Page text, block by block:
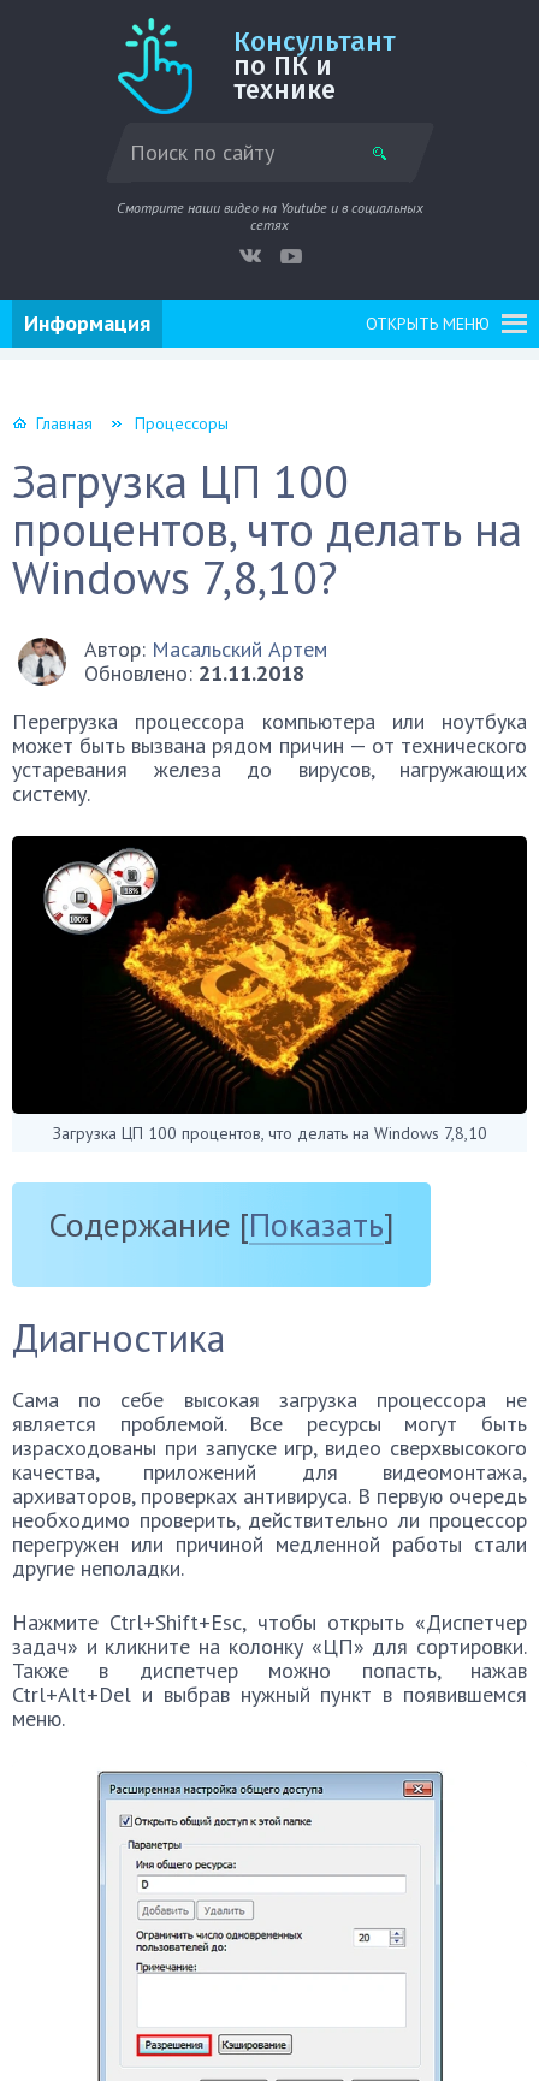
Консультант
по ПК и
технике
Смотрите наши видео на Youtube и в социальных
сетях
ОТКРЫТЬ МЕНЮ
Информация
Главная Процессоры
Загрузка ЦП 100
процентов, что делать на
Windows 7,8,10?
Автор: Масальский Артем
Обновлено: 21.11.2018
Перегрузка процессора компьютера или ноутбука
может быть вызвана рядом причин — от технического
устаревания железа до вирусов, нагружающих
систему.
Загрузка ЦП 100 процентов, что делать на Windows 7,8,10
Содержание [Показать]
Диагностика
Сама по себе высокая загрузка процессора не
является проблемой. Все ресурсы могут быть
израсходованы при запуске игр, видео сверхвысокого
качества, приложений для видеомонтажа,
архиваторов, проверках антивируса. В первую очередь
необходимо проверить, действительно ли процессор
перегружен или причиной медленной работы стали
другие неполадки.
Нажмите Ctrl+Shift+Esc, чтобы открыть «Диспетчер
задач» и кликните на колонку «ЦП» для сортировки.
Также в диспетчер можно попасть, нажав
Ctrl+Alt+Del и выбрав нужный пункт в появившемся
меню.